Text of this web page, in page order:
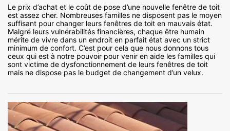
Le prix d’achat et le coût de pose d’une nouvelle fenêtre de toit
est assez cher. Nombreuses familles ne disposent pas le moyen
suffisant pour changer leurs fenêtres de toit en mauvais état.
Malgré leurs vulnérabilités financières, chaque être humain
mérite de vivre dans un endroit en parfait état avec un strict
minimum de confort. C’est pour cela que nous donnons tous
ceux qui est à notre pouvoir pour venir en aide les familles qui
sont victime de dysfonctionnement de leurs fenêtres de toit
mais ne dispose pas le budget de changement d’un velux.